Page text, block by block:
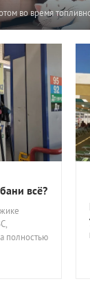
во время
всё?
полностью